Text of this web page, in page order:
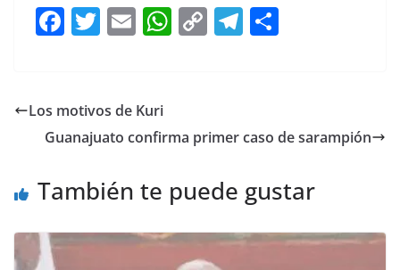
F
a
e
b
o
T
w
er
E
m
l
W
h
A
p
C
o
Li
k
T
el
a
Los motivos de Kuri
Guanajuato confirma primer caso de sarampión
También te puede gustar